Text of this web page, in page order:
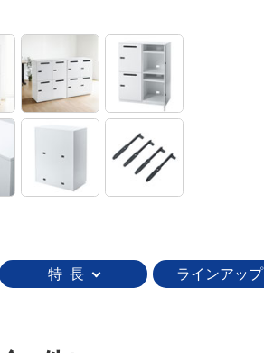
特 長 ラインアップ